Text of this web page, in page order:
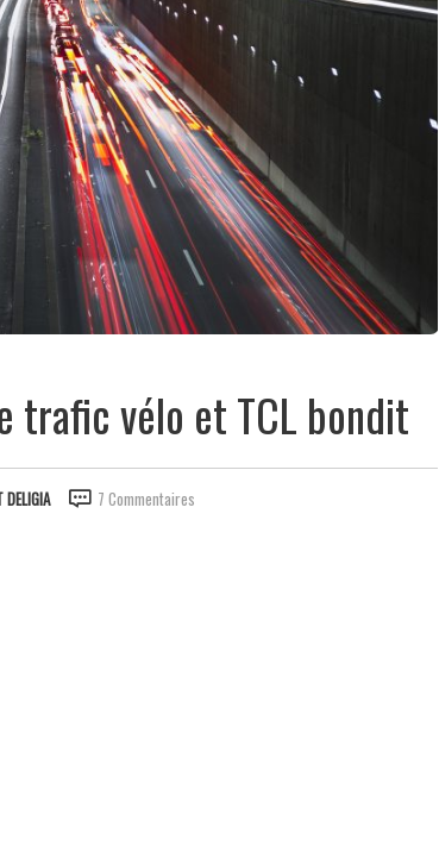
trafic vélo et TCL bondit
DELIGIA 7 Commentaires